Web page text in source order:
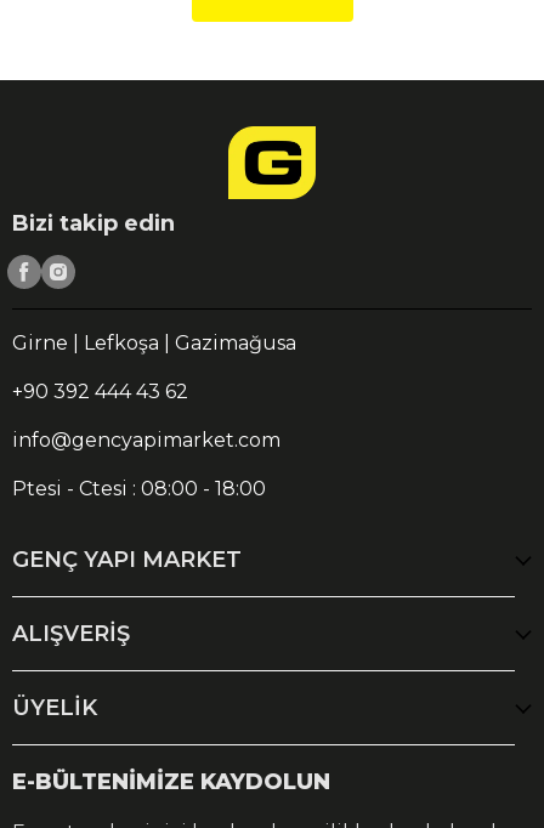
Bizi takip edin
Girne | Lefkoşa | Gazimağusa
+90 392 444 43 62
info@gencyapimarket.com
Ptesi - Ctesi : 08:00 - 18:00
GENÇ YAPI MARKET
ALIŞVERİŞ
ÜYELİK
E-BÜLTENİMİZE KAYDOLUN